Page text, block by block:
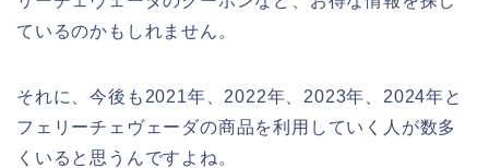
ているのかもしれません。
それに、今後も2021年、2022年、2023年、2024年と
フェリーチェヴェーダの商品を利用していく人が数多
くいると思うんですよね。